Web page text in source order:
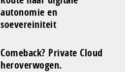
autonomie en
soevereiniteit
Comeback? Private Cloud
heroverwogen.